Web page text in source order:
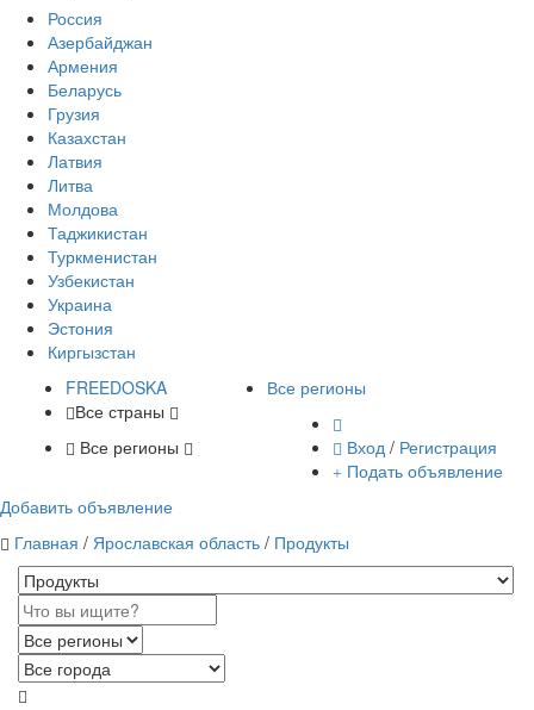
Россия
Азербайджан
Армения
Беларусь
Грузия
Казахстан
Латвия
Литва
Молдова
Таджикистан
Туркменистан
Узбекистан
Украина
Эстония
Киргызстан
FREEDOSKA
Все страны
Все регионы
Все регионы
Вход / Регистрация
Подать объявление
Добавить объявление
Главная / Ярославская область / Продукты